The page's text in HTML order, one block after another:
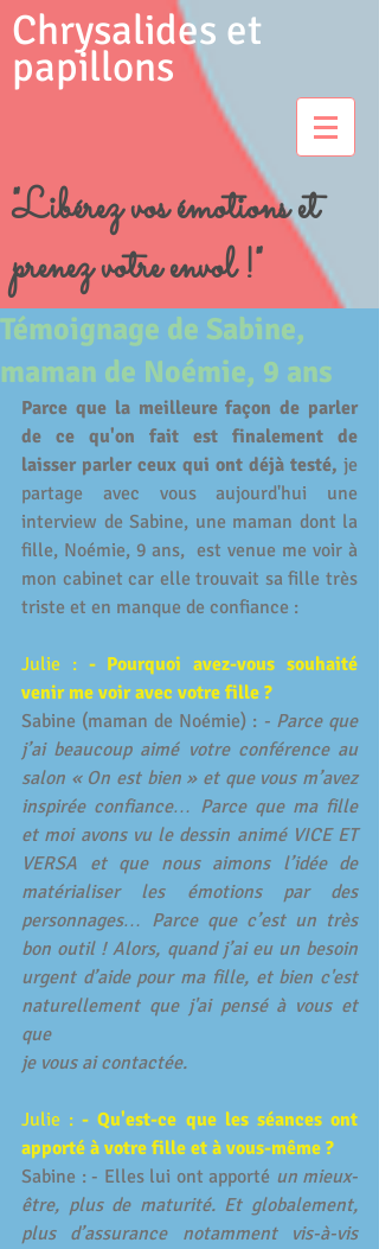
Chrysalides et
papillons
"Libérez vos émotions et
prenez votre envol !"
Témoignage de Sabine,
maman de Noémie, 9 ans
Parce que la meilleure façon de parler
de ce qu'on fait est finalement de
laisser parler ceux qui ont déjà testé, je
partage avec vous aujourd'hui une
interview de Sabine, une maman dont la
fille, Noémie, 9 ans,  est venue me voir à
mon cabinet car elle trouvait sa fille très
triste et en manque de confiance :
Julie : - Pourquoi avez-vous souhaité
venir me voir avec votre fille ?
Sabine (maman de Noémie) : - Parce que
j’ai beaucoup aimé votre conférence au
salon « On est bien » et que vous m’avez
inspirée confiance… Parce que ma fille
et moi avons vu le dessin animé VICE ET
VERSA et que nous aimons l’idée de
matérialiser les émotions par des
personnages… Parce que c’est un très
bon outil ! Alors, quand j’ai eu un besoin
urgent d’aide pour ma fille, et bien c'est
naturellement que j'ai pensé à vous et
que
je vous ai contactée.
Julie : - Qu'est-ce que les séances ont
apporté à votre fille et à vous-même ?
Sabine : - Elles lui ont apporté un mieux-
être, plus de maturité. Et globalement,
plus d’assurance notamment vis-à-vis